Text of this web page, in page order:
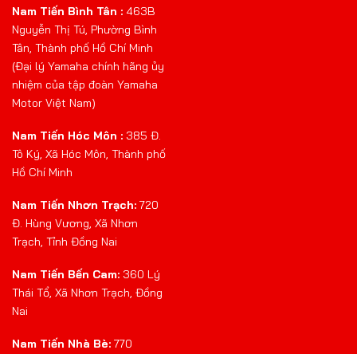
Nam Tiến Bình Tân : 463B
Nguyễn Thị Tú, Phường Bình
Tân, Thành phố Hồ Chí Minh
(Đại lý Yamaha chính hãng ủy
nhiệm của tập đoàn Yamaha
Motor Việt Nam)
Nam Tiến Hóc Môn : 385 Đ.
Tô Ký, Xã Hóc Môn, Thành phố
Hồ Chí Minh
Nam Tiến Nhơn Trạch: 720
Đ. Hùng Vương, Xã Nhơn
Trạch, Tỉnh Đồng Nai
Nam Tiến Bến Cam: 360 Lý
Thái Tổ, Xã Nhơn Trạch, Đồng
Nai
Nam Tiến Nhà Bè: 770